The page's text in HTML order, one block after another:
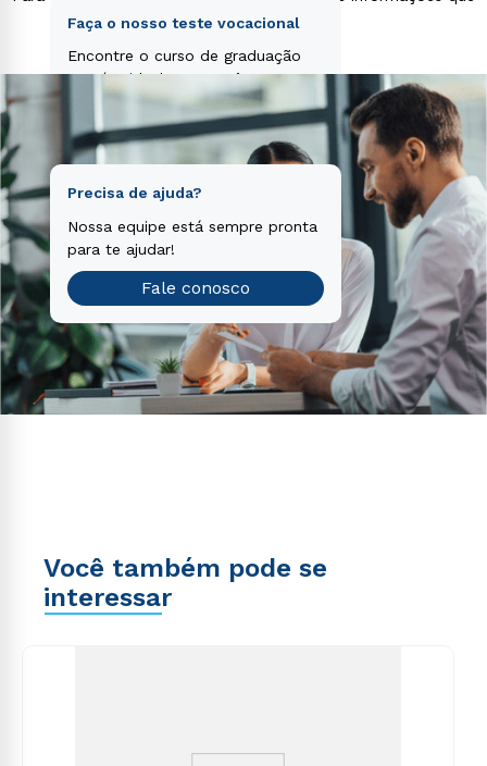
consequuntur magni dolores eos qui ratione
Faça o nosso teste vocacional
Encontre o curso de graduação
que é o ideal para você.
Teste vocacional
Precisa de ajuda?
Nossa equipe está sempre pronta
para te ajudar!
Fale conosco
Você também pode se
interessar